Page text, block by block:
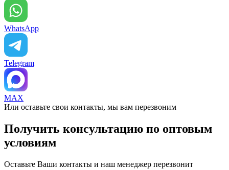
WhatsApp
Telegram
MAX
Или оставьте свои контакты, мы вам перезвоним
Получить консультацию по оптовым
условиям
Оставьте Ваши контакты и наш менеджер перезвонит